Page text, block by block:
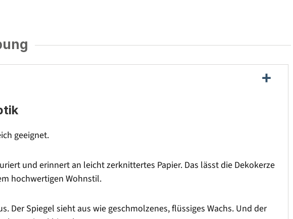
geeignet.
und erinnert an leicht zerknittertes Papier. Das lässt die Dekokerze
hochwertigen Wohnstil.
Der Spiegel sieht aus wie geschmolzenes, flüssiges Wachs. Und der